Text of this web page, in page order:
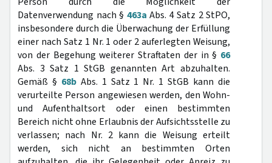
Datenverwendung nach § 463a Abs. 4 Satz 2 StPO,
insbesondere durch die Überwachung der Erfüllung
einer nach Satz 1 Nr. 1 oder 2 auferlegten Weisung,
von der Begehung weiterer Straftaten der in § 66
Abs. 3 Satz 1 StGB genannten Art abzuhalten.
Gemäß § 68bAbs. 1 Satz 1 Nr. 1 StGB kann die
verurteilte Person angewiesen werden, den Wohn-
und Aufenthaltsort oder einen bestimmten
Bereich nicht ohne Erlaubnis der Aufsichtsstelle zu
verlassen; nach Nr. 2 kann die Weisung erteilt
werden, sich nicht an bestimmten Orten